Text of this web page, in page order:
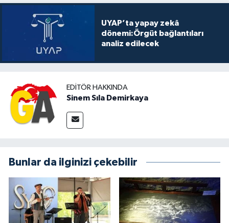
UYAP’ta yapay zekâ
dönemi:Örgüt bağlantıları
analiz edilecek
EDITÖR HAKKINDA
Sinem Sıla Demirkaya
Bunlar da ilginizi çekebilir